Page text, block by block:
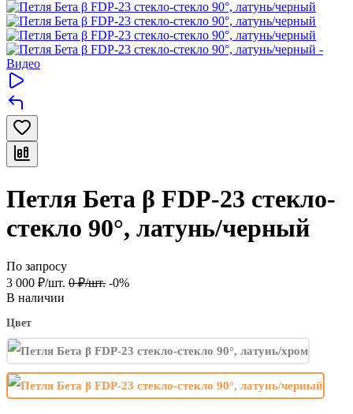
Петля Бета β FDP-23 стекло-
стекло 90°, латунь/черный
По запросу
3 000 ₽/шт. 0 ₽/шт. -0%
В наличии
Цвет